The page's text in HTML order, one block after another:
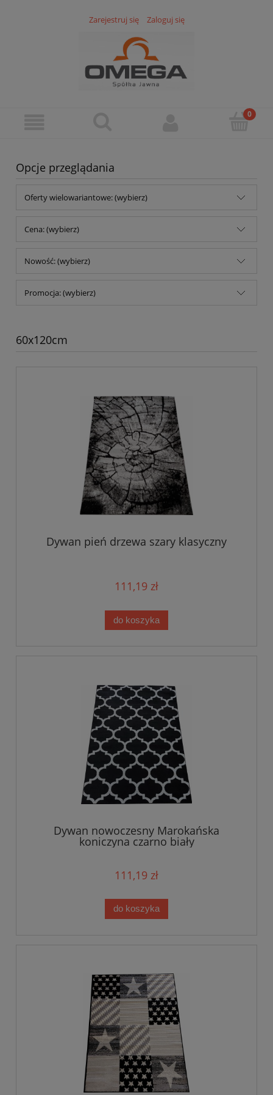
Zarejestruj się Zaloguj się
Opcje przeglądania
Oferty wielowariantowe: (wybierz)
Cena: (wybierz)
Nowość: (wybierz)
Promocja: (wybierz)
60x120cm
Dywan pień drzewa szary klasyczny
111,19 zł
do koszyka
Dywan nowoczesny Marokańska
koniczyna czarno biały
111,19 zł
do koszyka